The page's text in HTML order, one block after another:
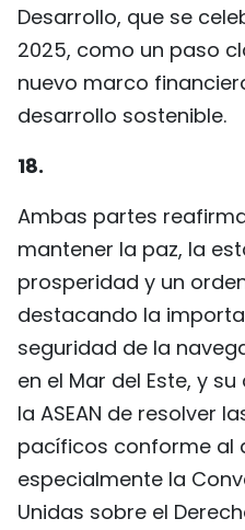
Desarrollo, que se
2025, como un paso
nuevo marco
desarrollo sostenible.
18.
Ambas partes
mantener la paz, la
prosperidad y un
destacando la
seguridad de la
en el Mar del Este, y
la ASEAN de resolver
pacíficos conforme al
especialmente la
Unidas sobre el